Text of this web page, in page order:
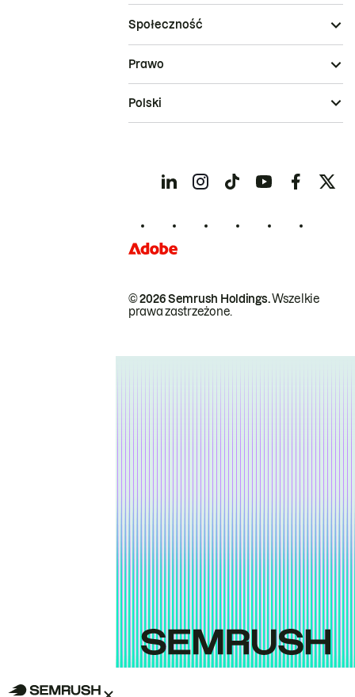
Społeczność
© 2026 Semrush Holdings.Wszelkie
prawa zastrzeżone.
Prawo
Polski